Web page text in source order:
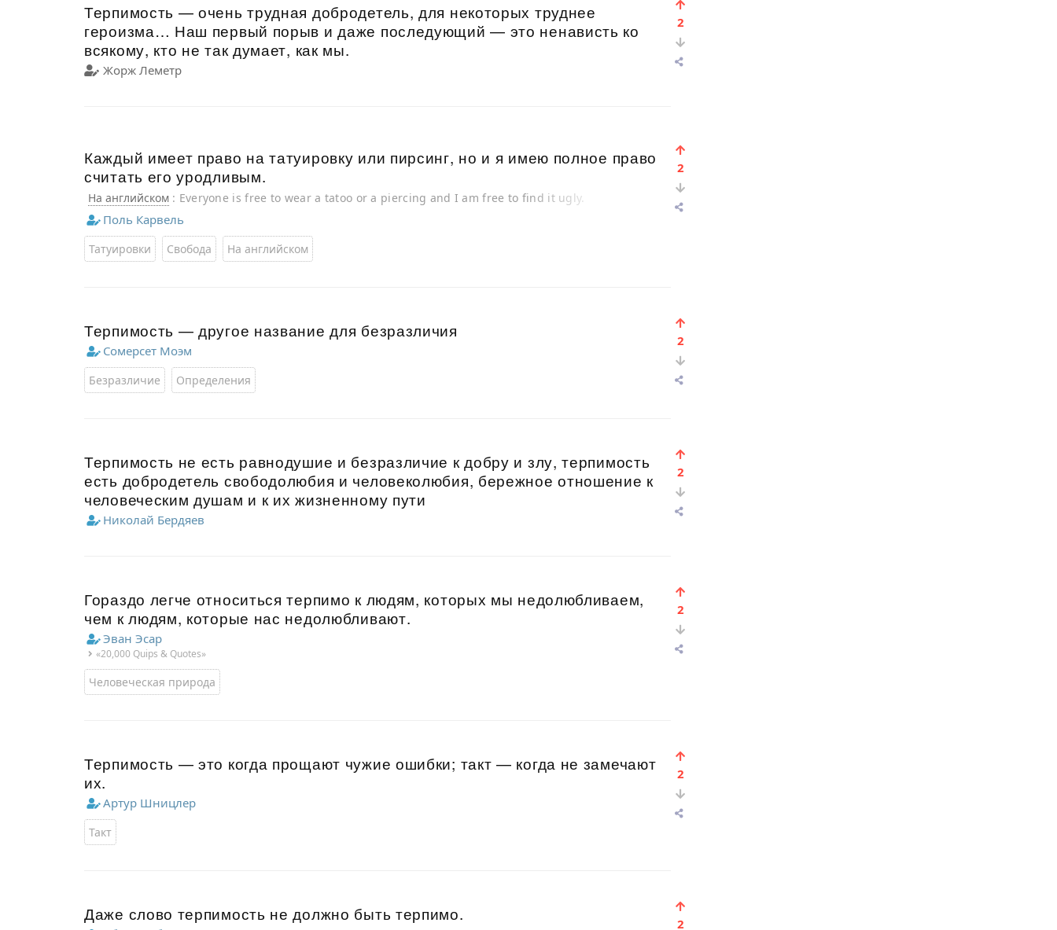
Терпимость — очень трудная добродетель, для некоторых труднее
героизма… Наш первый порыв и даже последующий — это ненависть ко
всякому, кто не так думает, как мы.
Жорж Леметр
2
Каждый имеет право на татуировку или пирсинг, но и я имею полное право
считать его уродливым.
На английском : Everyone is free to wear a tatoo or a piercing and I am free to find it ugly.
Поль Карвель
Татуировки Свобода На английском
2
Терпимость — другое название для безразличия
Сомерсет Моэм
Безразличие Определения
2
Терпимость не есть равнодушие и безразличие к добру и злу, терпимость
есть добродетель свободолюбия и человеколюбия, бережное отношение к
человеческим душам и к их жизненному пути
Николай Бердяев
2
Гораздо легче относиться терпимо к людям, которых мы недолюбливаем,
чем к людям, которые нас недолюбливают.
Эван Эсар
«20,000 Quips & Quotes»
Человеческая природа
2
Терпимость — это когда прощают чужие ошибки; такт — когда не замечают
их.
Артур Шницлер
Такт
2
Даже слово терпимость не должно быть терпимо. 2